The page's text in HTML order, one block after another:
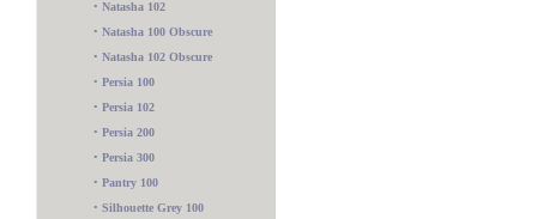
• Natasha 102
• Natasha 100 Obscure
• Natasha 102 Obscure
• Persia 100
• Persia 102
• Persia 200
• Persia 300
• Pantry 100
• Silhouette Grey 100